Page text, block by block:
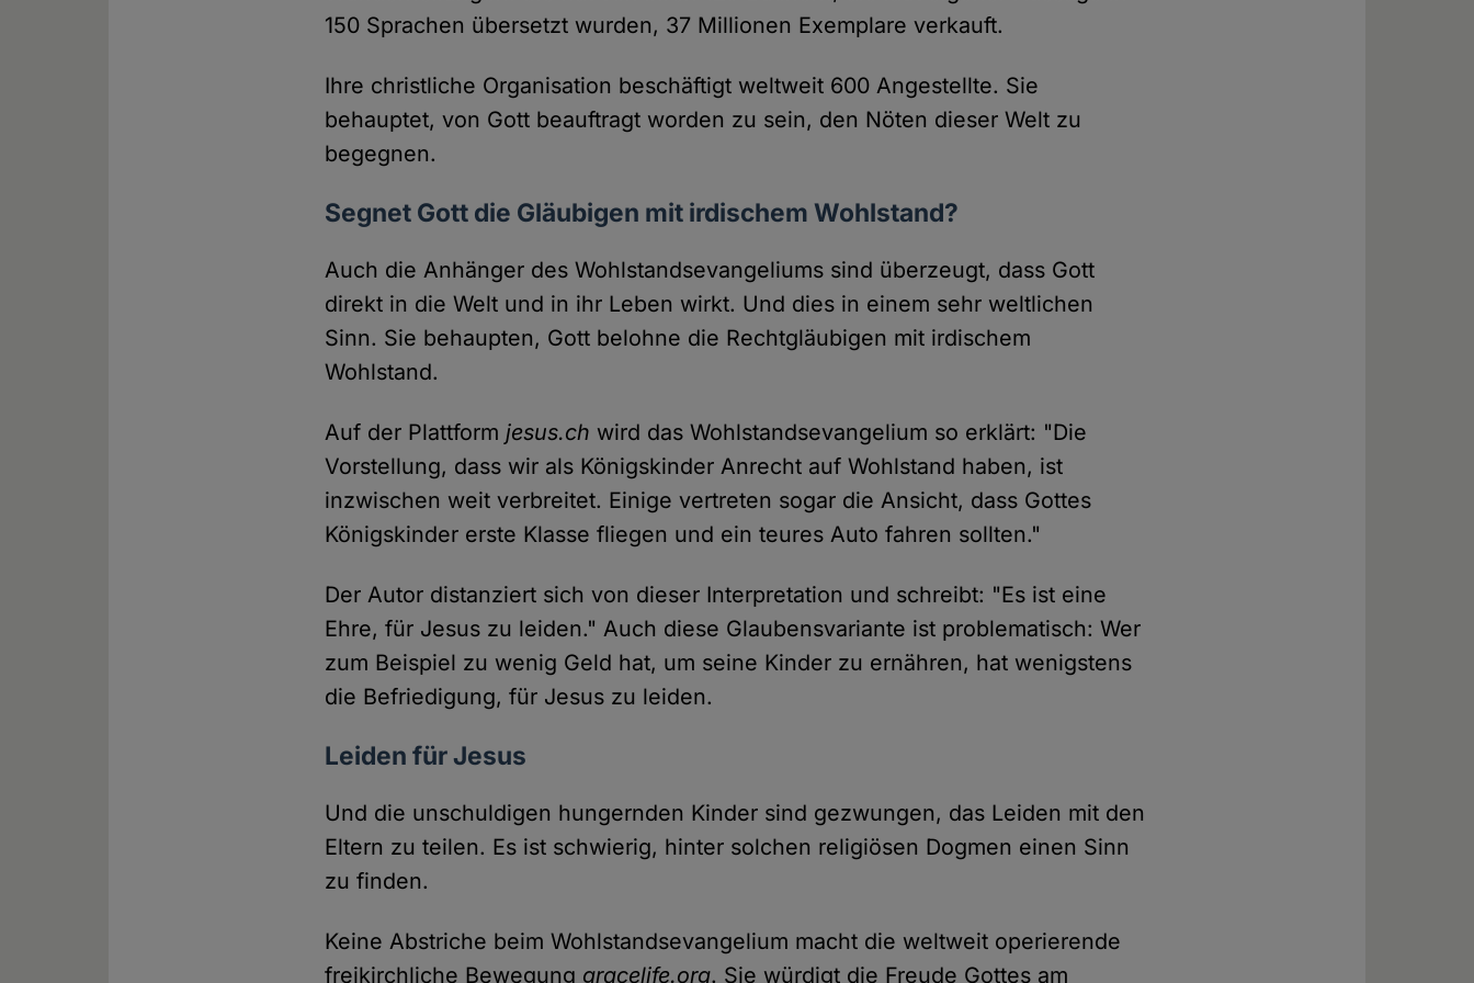
150 Sprachen übersetzt wurden, 37 Millionen Exemplare verkauft.
Ihre christliche Organisation beschäftigt weltweit 600 Angestellte. Sie
behauptet, von Gott beauftragt worden zu sein, den Nöten dieser Welt zu
begegnen.
Segnet Gott die Gläubigen mit irdischem Wohlstand?
Auch die Anhänger des Wohlstandsevangeliums sind überzeugt, dass Gott
direkt in die Welt und in ihr Leben wirkt. Und dies in einem sehr weltlichen
Sinn. Sie behaupten, Gott belohne die Rechtgläubigen mit irdischem
Wohlstand.
Auf der Plattformjesus.ch wird das Wohlstandsevangelium so erklärt: "Die
Vorstellung, dass wir als Königskinder Anrecht auf Wohlstand haben, ist
inzwischen weit verbreitet. Einige vertreten sogar die Ansicht, dass Gottes
Königskinder erste Klasse fliegen und ein teures Auto fahren sollten."
Der Autor distanziert sich von dieser Interpretation und schreibt: "Es ist eine
Ehre, für Jesus zu leiden." Auch diese Glaubensvariante ist problematisch: Wer
zum Beispiel zu wenig Geld hat, um seine Kinder zu ernähren, hat wenigstens
die Befriedigung, für Jesus zu leiden.
Leiden für Jesus
Und die unschuldigen hungernden Kinder sind gezwungen, das Leiden mit den
Eltern zu teilen. Es ist schwierig, hinter solchen religiösen Dogmen einen Sinn
zu finden.
Keine Abstriche beim Wohlstandsevangelium macht die weltweit operierende
freikirchliche Bewegung gracelife.org. Sie würdigt die Freude Gottes am